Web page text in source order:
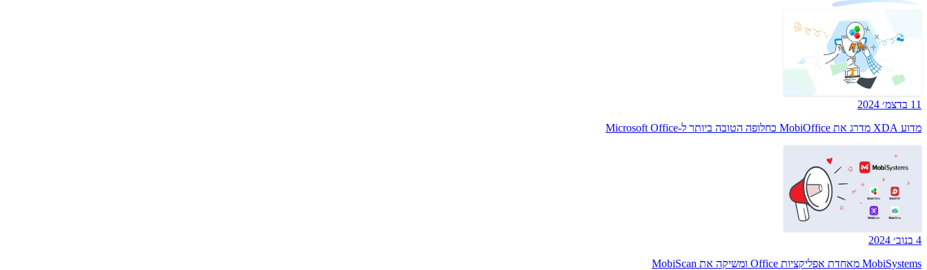
11 בדצמ׳ 2024
מדוע XDA מדרג את MobiOffice כחלופה הטובה ביותר ל-Microsoft Office
4 בנוב׳ 2024
MobiSystems מאחדת אפליקציות Office ומשיקה את MobiScan